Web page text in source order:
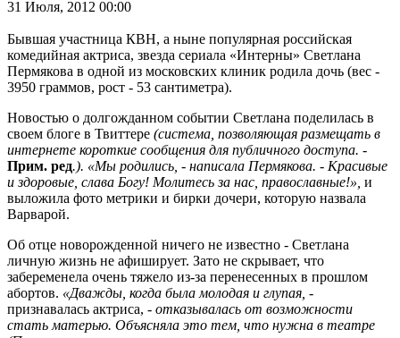
31 Июля, 2012 00:00
Бывшая участница КВН, а ныне популярная российская
комедийная актриса, звезда сериала «Интерны» Светлана
Пермякова в одной из московских клиник родила дочь (вес -
3950 граммов, рост - 53 сантиметра).
Новостью о долгожданном событии Светлана поделилась в
своем блоге в Твиттере (система, позволяющая размещать в
интернете короткие сообщения для публичного доступа. -
Прим. ред.). «Мы родились, - написала Пермякова. - Красивые
и здоровые, слава Богу! Молитесь за нас, православные!», и
выложила фото метрики и бирки дочери, которую назвала
Варварой.
Об отце новорожденной ничего не известно - Светлана
личную жизнь не афиширует. Зато не скрывает, что
забеременела очень тяжело из-за перенесенных в прошлом
абортов. «Дважды, когда была молодая и глупая, -
признавалась актриса, - отказывалась от возможности
стать матерью. Объясняла это тем, что нужна в театре